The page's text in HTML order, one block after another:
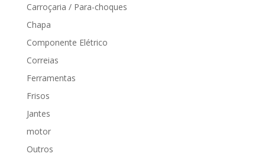
Carroçaria / Para-choques
Chapa
Componente Elétrico
Correias
Ferramentas
Frisos
Jantes
motor
Outros